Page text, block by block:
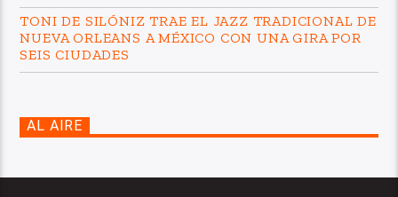
TONI DE SILÓNIZ TRAE EL JAZZ TRADICIONAL DE
NUEVA ORLEANS A MÉXICO CON UNA GIRA POR
SEIS CIUDADES
AL AIRE